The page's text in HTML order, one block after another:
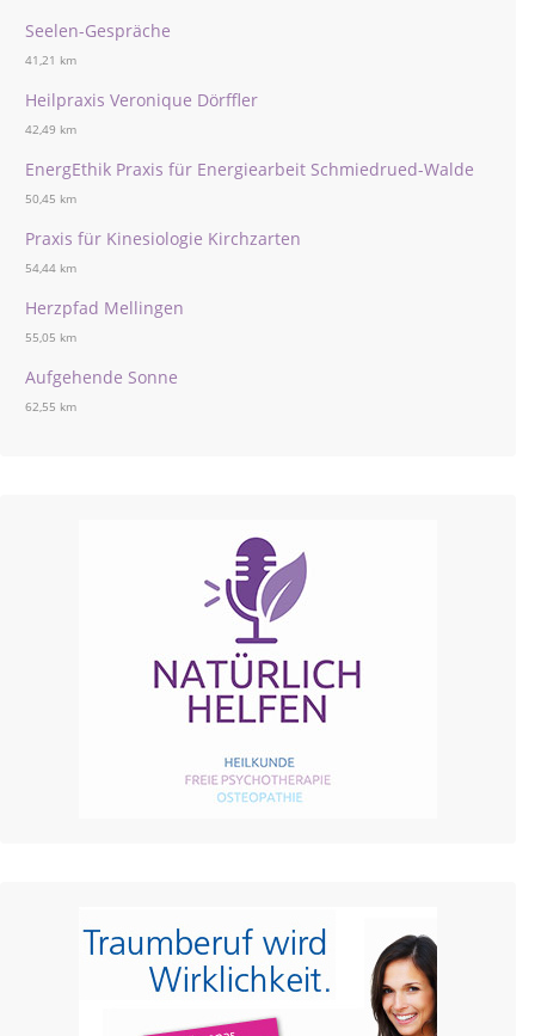
Seelen-Gespräche
41,21 km
Heilpraxis Veronique Dörffler
42,49 km
EnergEthik Praxis für Energiearbeit Schmiedrued-Walde
50,45 km
Praxis für Kinesiologie Kirchzarten
54,44 km
Herzpfad Mellingen
55,05 km
Aufgehende Sonne
62,55 km